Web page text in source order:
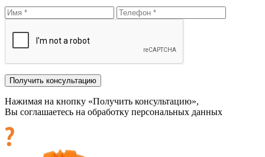
Нажимая на кнопку «Получить консультацию»,
Вы соглашаетесь на обработку персональных данных